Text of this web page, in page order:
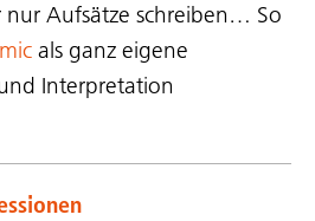
Aufsätze schreiben… So
als ganz eigene
Interpretation